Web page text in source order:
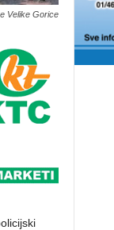
Velike Gorice